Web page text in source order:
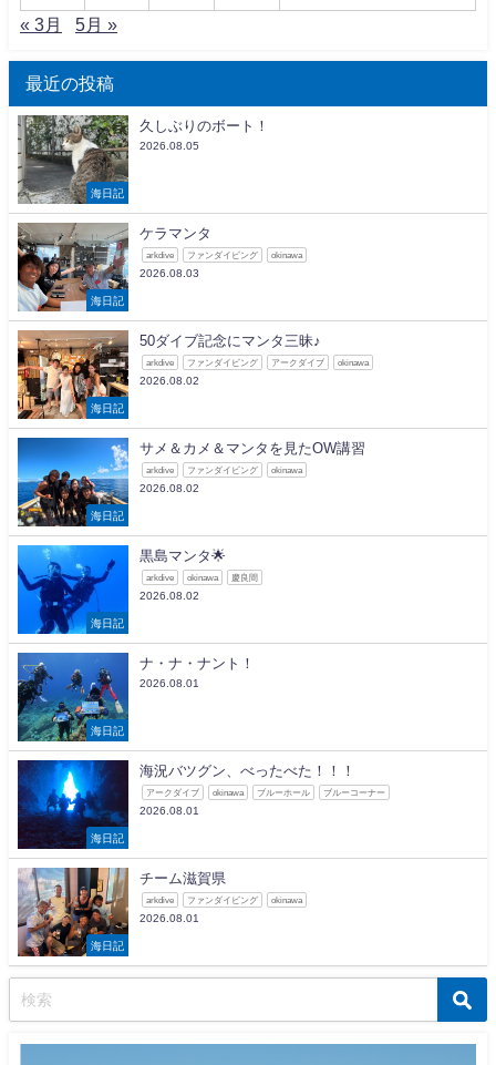
« 3月
5月 »
最近の投稿
海日記
久しぶりのボート！
2026.08.05
海日記
ケラマンタ
arkdive ファンダイビング okinawa
2026.08.03
海日記
50ダイブ記念にマンタ三昧♪
arkdive ファンダイビング アークダイブ okinawa
2026.08.02
海日記
サメ＆カメ＆マンタを見たOW講習
arkdive ファンダイビング okinawa
2026.08.02
海日記
黒島マンタ🌟
arkdive okinawa 慶良間
2026.08.02
海日記
ナ・ナ・ナント！
2026.08.01
海日記
海況バツグン、べったべた！！！
アークダイブ okinawa ブルーホール ブルーコーナー
2026.08.01
海日記
チーム滋賀県
arkdive ファンダイビング okinawa
2026.08.01